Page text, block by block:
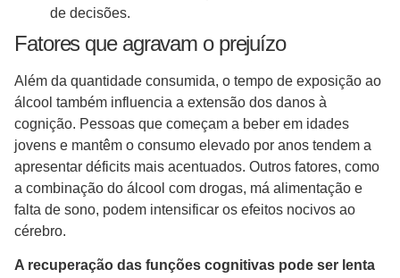
de decisões.
Fatores que agravam o prejuízo
Além da quantidade consumida, o tempo de exposição ao
álcool também influencia a extensão dos danos à
cognição. Pessoas que começam a beber em idades
jovens e mantêm o consumo elevado por anos tendem a
apresentar déficits mais acentuados. Outros fatores, como
a combinação do álcool com drogas, má alimentação e
falta de sono, podem intensificar os efeitos nocivos ao
cérebro.
A recuperação das funções cognitivas pode ser lenta